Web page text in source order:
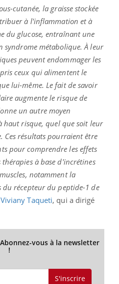
cutanée, la graisse stockée
à l'inflammation et à
du glucose, entraînant une
syndrome métabolique. À leur
peuvent endommager les
ceux qui alimentent le
lui-même. Le fait de savoir
augmente le risque de
un autre moyen
haut risque, quel que soit leur
Ces résultats pourraient être
pour comprendre les effets
à base d'incrétines
notamment la
du récepteur du peptide-1 de
Viviany Taqueti, qui a dirigé
vous à la newsletter
!
S'inscrire